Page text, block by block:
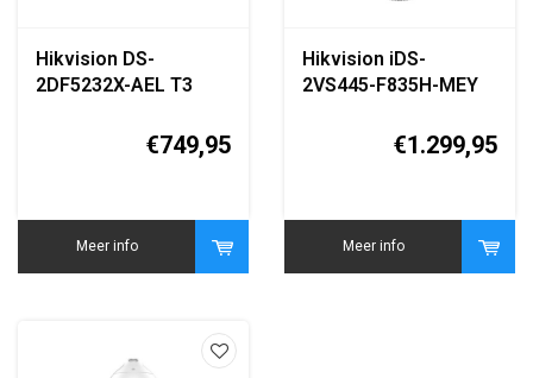
Hikvision DS-
2DF5232X-AEL T3
Dome Camera€749,95
Meer info
Hikvision iDS-
2VS445-F835H-MEY
Speed Dome Camera
€1.299,95
Meer info